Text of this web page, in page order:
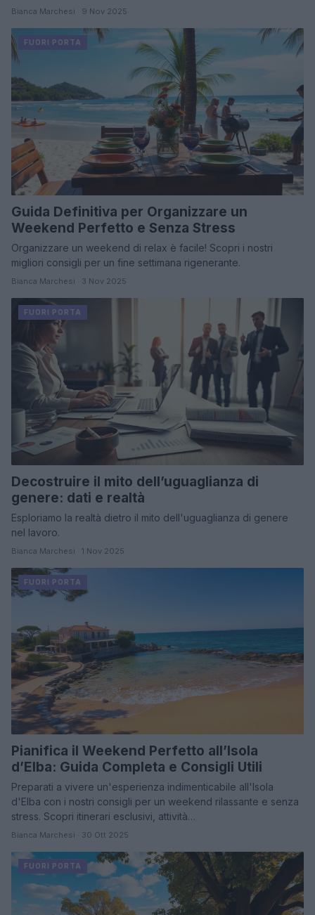
Bianca Marchesi · 9 Nov 2025
FUORI PORTA
Guida Definitiva per Organizzare un
Weekend Perfetto e Senza Stress
Organizzare un weekend di relax è facile! Scopri i nostri
migliori consigli per un fine settimana rigenerante.
Bianca Marchesi · 3 Nov 2025
FUORI PORTA
Decostruire il mito dell’uguaglianza di
genere: dati e realtà
Esploriamo la realtà dietro il mito dell'uguaglianza di genere
nel lavoro.
Bianca Marchesi · 1 Nov 2025
FUORI PORTA
Pianifica il Weekend Perfetto all’Isola
d’Elba: Guida Completa e Consigli Utili
Preparati a vivere un'esperienza indimenticabile all'Isola
d'Elba con i nostri consigli per un weekend rilassante e senza
stress. Scopri itinerari esclusivi, attività…
Bianca Marchesi · 30 Ott 2025
FUORI PORTA